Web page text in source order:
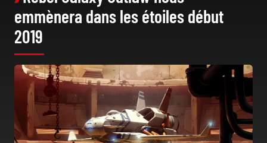
emmènera dans les étoiles début
2019